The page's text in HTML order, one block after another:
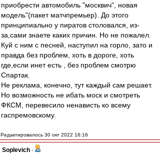
приобрести автомобиль "москвич", новая
модель"(пакет матчпремьер). До этого
принципиально у пиратов столовался, из-
за,сами знаете каких причин. Но не пожалел.
Куй с ним с песней, наступил на горло, зато и
правда без проблем, хоть в дороге, хоть
где,если инет есть , без проблем смотрю
Спартак.
Не реклама, конечно, тут каждый сам решает.
Но возможность не ибать моск и смотреть
ФКСМ, перевесило ненависть ко всему
гаспремовскому.
Редактировалось 30 окт 2022 16:16
Soplevich -